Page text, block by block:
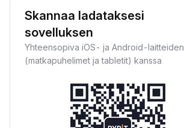
Skannaa ladataksesi
sovelluksen
Yhteensopiva iOS- ja Android-laitteiden
(matkapuhelimet ja tabletit) kanssa